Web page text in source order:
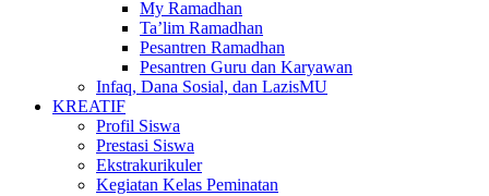
My Ramadhan
Ta’lim Ramadhan
Pesantren Ramadhan
Pesantren Guru dan Karyawan
Infaq, Dana Sosial, dan LazisMU
KREATIF
Profil Siswa
Prestasi Siswa
Ekstrakurikuler
Kegiatan Kelas Peminatan